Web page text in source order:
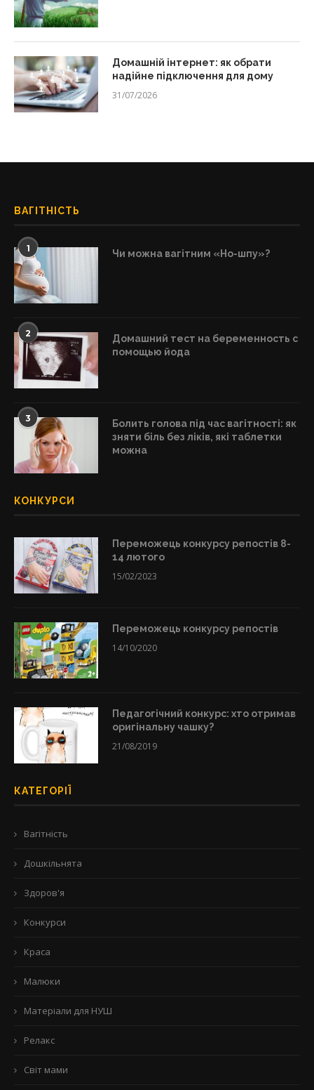
Домашній інтернет: як обрати
надійне підключення для дому
31/07/2026
ВАГІТНІСТЬ
1 Чи можна вагітним «Но-шпу»?
2
Домашний тест на беременность с
помощью йода
3
Болить голова під час вагітності: як
зняти біль без ліків, які таблетки
можна
КОНКУРСИ
Переможець конкурсу репостів 8-
14 лютого
15/02/2023
Переможець конкурсу репостів
14/10/2020
Педагогічний конкурс: хто отримав
оригінальну чашку?
21/08/2019
КАТЕГОРІЇ
Вагітність
Дошкільнята
Здоров'я
Конкурси
Краса
Малюки
Матеріали для НУШ
Релакс
Світ мами